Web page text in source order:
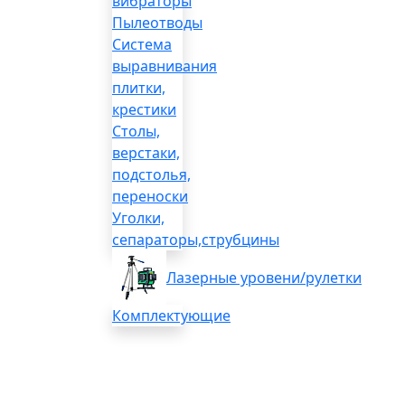
Пылеотводы
Система
выравнивания
плитки,
крестики
Столы,
верстаки,
подстолья,
переноски
Уголки,
сепараторы,струбцины
Лазерные уровени/рулетки
Комплектующие